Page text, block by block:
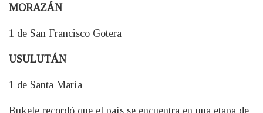
MORAZÁN
1 de San Francisco Gotera
USULUTÁN
1 de Santa María